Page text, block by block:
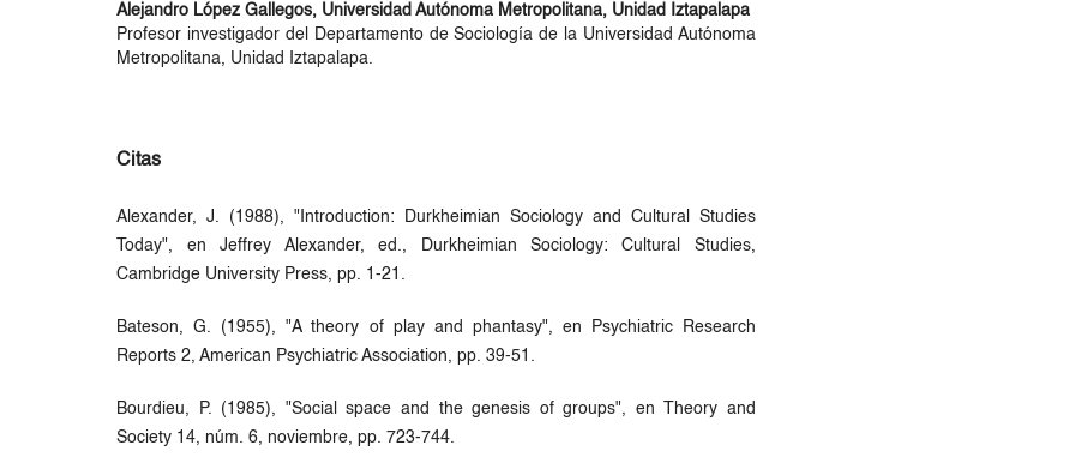
Alejandro López Gallegos, Universidad Autónoma Metropolitana, Unidad Iztapalapa
Profesor investigador del Departamento de Sociología de la Universidad Autónoma
Metropolitana, Unidad Iztapalapa.
Citas
Alexander, J. (1988), "Introduction: Durkheimian Sociology and Cultural Studies
Today", en Jeffrey Alexander, ed., Durkheimian Sociology: Cultural Studies,
Cambridge University Press, pp. 1-21.
Bateson, G. (1955), "A theory of play and phantasy", en Psychiatric Research
Reports 2, American Psychiatric Association, pp. 39-51.
Bourdieu, P. (1985), "Social space and the genesis of groups", en Theory and
Society 14, núm. 6, noviembre, pp. 723-744.